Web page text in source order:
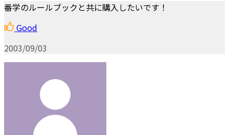
番学のルールブックと共に購入したいです！
Good
2003/09/03